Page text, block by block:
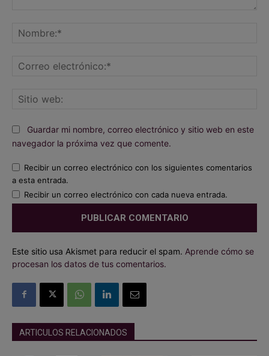
Guardar mi nombre, correo electrónico y sitio web en este
navegador la próxima vez que comente.
Recibir un correo electrónico con los siguientes comentarios
a esta entrada.
Recibir un correo electrónico con cada nueva entrada.
Este sitio usa Akismet para reducir el spam. Aprende cómo se
procesan los datos de tus comentarios.
ARTICULOS RELACIONADOS